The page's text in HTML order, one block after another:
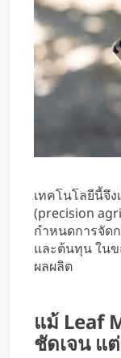
เทคโนโลยีนี้จึ
(precision
กำหนดการจัด
และต้นทุน ใน
ผลผลิต
แม้ Leaf
ชัดเจน แต่